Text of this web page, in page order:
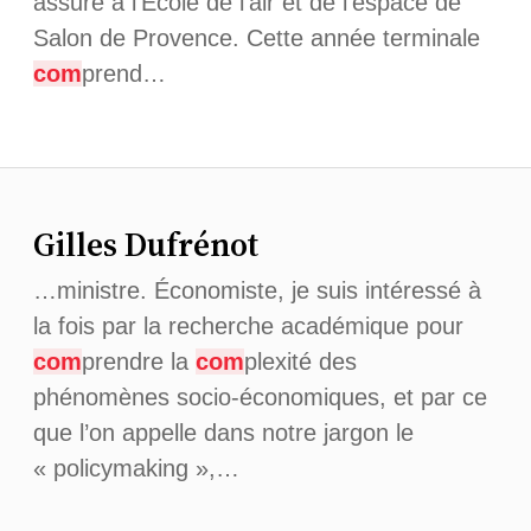
Salon de Provence. Cette année terminale
comprend…
Gilles Dufrénot
…ministre. Économiste, je suis intéressé à
la fois par la recherche académique pour
comprendre la complexité des
phénomènes socio-économiques, et par ce
que l’on appelle dans notre jargon le
« policymaking »,…